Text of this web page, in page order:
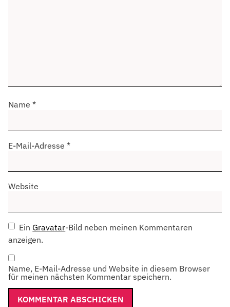
Name *
E-Mail-Adresse *
Website
Ein Gravatar-Bild neben meinen Kommentaren
anzeigen.
Name, E-Mail-Adresse und Website in diesem Browser
für meinen nächsten Kommentar speichern.